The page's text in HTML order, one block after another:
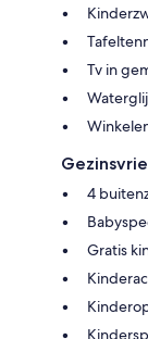
Tv in
4
Gratis